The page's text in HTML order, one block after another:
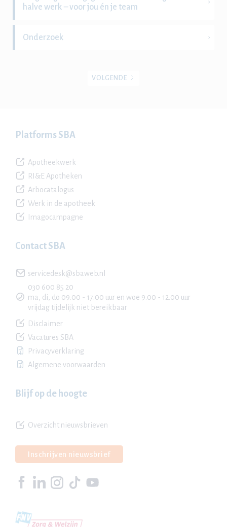
halve werk – voor jou én je team
Onderzoek
VOLGENDE
Platforms SBA
Apotheekwerk
RI&E Apotheken
Arbocatalogus
Werk in de apotheek
Imagocampagne
Contact SBA
servicedesk@sbaweb.nl
030 600 85 20
ma, di, do 09.00 - 17.00 uur en woe 9.00 - 12.00 uur
vrijdag tijdelijk niet bereikbaar
Disclaimer
Vacatures SBA
Privacyverklaring
Algemene voorwaarden
Blijf op de hoogte
Overzicht nieuwsbrieven
Inschrijven nieuwsbrief